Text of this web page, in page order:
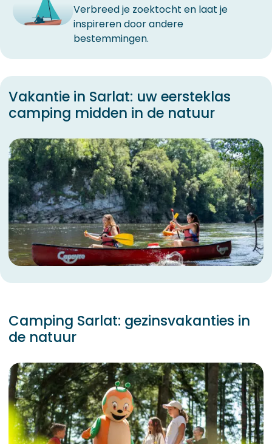
Verbreed je zoektocht en laat je
inspireren door andere
bestemmingen.
Vakantie in Sarlat: uw eersteklas
camping midden in de natuur
Camping Sarlat: gezinsvakanties in
de natuur